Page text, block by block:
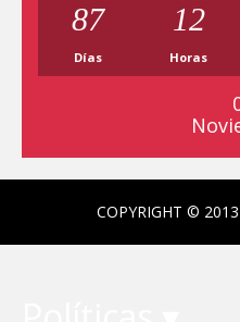
87
Días
12
Horas
COPYRIGHT ©